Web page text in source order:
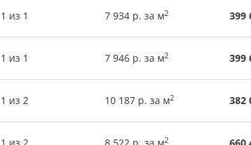
1 из 1 7 934 р. за м2 399
1 из 1 7 946 р. за м2 399
1 из 2 10 187 р. за м2 382
2